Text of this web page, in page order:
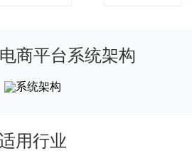
商平台系统架构
用行业